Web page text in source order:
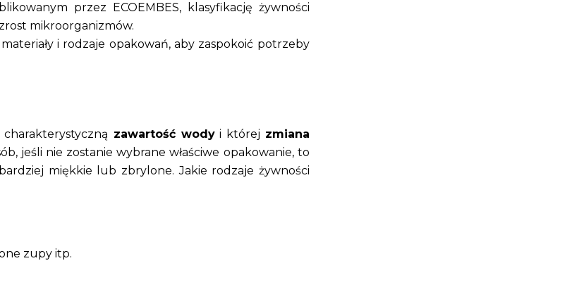
przez ECOEMBES, klasyfikację żywności
mikroorganizmów.
i rodzaje opakowań, aby zaspokoić potrzeby
zawartość wodyi której zmiana
jeśli nie zostanie wybrane właściwe opakowanie, to
miękkie lub zbrylone. Jakie rodzaje żywności
zupy itp.